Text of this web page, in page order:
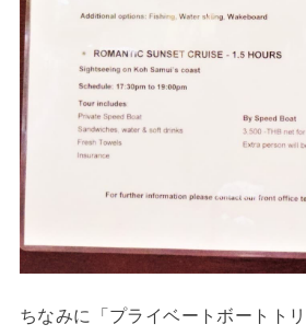
ちなみに「プライベートボートト